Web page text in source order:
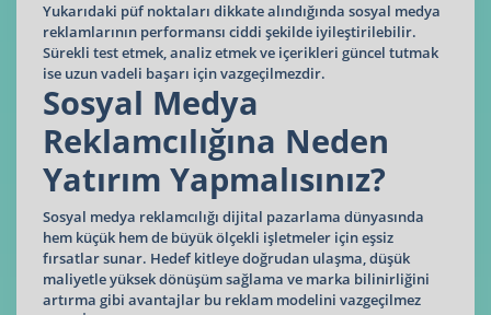
Yukarıdaki püf noktaları dikkate alındığında sosyal medya
reklamlarının performansı ciddi şekilde iyileştirilebilir.
Sürekli test etmek, analiz etmek ve içerikleri güncel tutmak
ise uzun vadeli başarı için vazgeçilmezdir.
Sosyal Medya
Reklamcılığına Neden
Yatırım Yapmalısınız?
Sosyal medya reklamcılığı dijital pazarlama dünyasında
hem küçük hem de büyük ölçekli işletmeler için eşsiz
fırsatlar sunar. Hedef kitleye doğrudan ulaşma, düşük
maliyetle yüksek dönüşüm sağlama ve marka bilinirliğini
artırma gibi avantajlar bu reklam modelini vazgeçilmez